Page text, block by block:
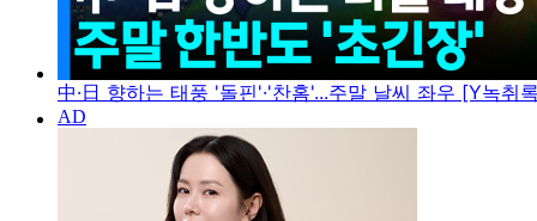
中·日 향하는 태풍 '돌핀'·'찬홈'...주말 날씨 좌우 [Y녹취